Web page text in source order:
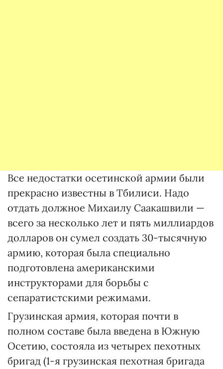
Все недостатки осетинской армии были
прекрасно известны в Тбилиси. Надо
отдать должное Михаилу Саакашвили —
всего за несколько лет и пять миллиардов
долларов он сумел создать 30-тысячную
армию, которая была специально
подготовлена американскими
инструкторами для борьбы с
сепаратистскими режимами.
Грузинская армия, которая почти в
полном составе была введена в Южную
Осетию, состояла из четырех пехотных
бригад (1-я грузинская пехотная бригада